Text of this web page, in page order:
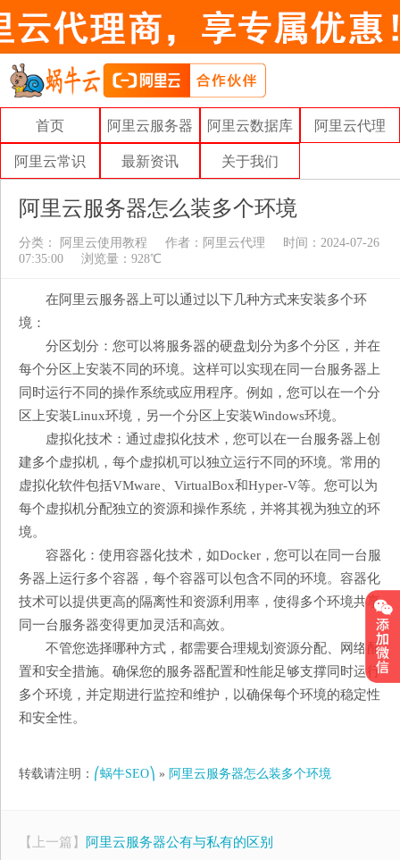
首页 阿里云服务器 阿里云数据库 阿里云代理
阿里云常识 最新资讯 关于我们
阿里云服务器怎么装多个环境
分类： 阿里云使用教程 作者： 阿里云代理
时间：2024-07-26
07:35:00
浏览量：928℃
在阿里云服务器上可以通过以下几种方式来安装多个环
境：
分区划分：您可以将服务器的硬盘划分为多个分区，并在
每个分区上安装不同的环境。这样可以实现在同一台服务器上
同时运行不同的操作系统或应用程序。例如，您可以在一个分
区上安装Linux环境，另一个分区上安装Windows环境。
虚拟化技术：通过虚拟化技术，您可以在一台服务器上创
建多个虚拟机，每个虚拟机可以独立运行不同的环境。常用的
虚拟化软件包括VMware、VirtualBox和Hyper-V等。您可以为
每个虚拟机分配独立的资源和操作系统，并将其视为独立的环
境。
容器化：使用容器化技术，如Docker，您可以在同一台服
务器上运行多个容器，每个容器可以包含不同的环境。容器化
技术可以提供更高的隔离性和资源利用率，使得多个环境共享
同一台服务器变得更加灵活和高效。
不管您选择哪种方式，都需要合理规划资源分配、网络配
置和安全措施。确保您的服务器配置和性能足够支撑同时运行
多个环境，并定期进行监控和维护，以确保每个环境的稳定性
和安全性。
转载请注明： ⎛蜗牛SEO⎞ » 阿里云服务器怎么装多个环境
【上一篇】 阿里云服务器公有与私有的区别